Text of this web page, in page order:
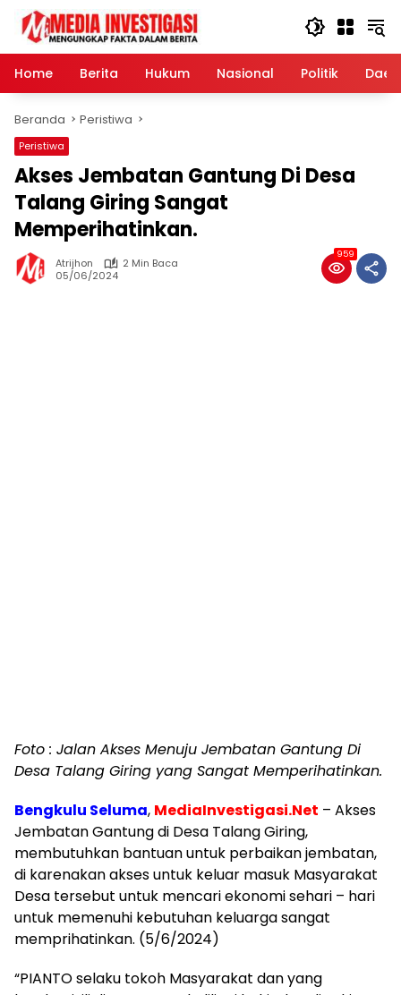
Langsung
konten
Home
Berita Hukum Nasional Politik
Beranda Peristiwa
Peristiwa
Akses Jembatan Gantung Di Desa
Talang Giring Sangat
Memperihatinkan.
Atrijhon
2 Min Baca
05/06/2024
959
Foto : Jalan Akses Menuju Jembatan Gantung Di
Desa Talang Giring yang Sangat Memperihatinkan.
Bengkulu Seluma, MediaInvestigasi.Net – Akses
Jembatan Gantung di Desa Talang Giring,
membutuhkan bantuan untuk perbaikan jembatan,
di karenakan akses untuk keluar masuk Masyarakat
Desa tersebut untuk mencari ekonomi sehari – hari
untuk memenuhi kebutuhan keluarga sangat
memprihatinkan. (5/6/2024)
“PIANTO selaku tokoh Masyarakat dan yang